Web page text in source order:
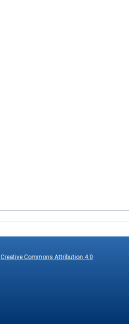
Creative Commons Attribution 4.0